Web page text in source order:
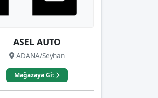
ASEL AUTO
ADANA/Seyhan
Mağazaya Git